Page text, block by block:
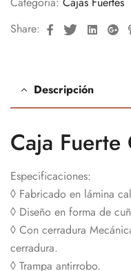
Share:
FacebookTwitter
Descripción
Caja Fuerte
Especificaciones:
◊ Fabricado en lámina
◊ Diseño en forma de
◊ Con cerradura
cerradura.
◊ Trampa antirrobo.